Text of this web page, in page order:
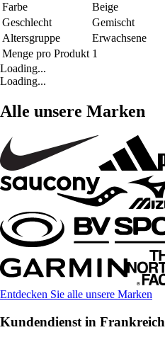
Farbe
Beige
Geschlecht
Gemischt
Altersgruppe
Erwachsene
Menge pro Produkt 1
Loading...
Loading...
Alle unsere Marken
Entdecken Sie alle unsere Marken
Kundendienst in Frankreich